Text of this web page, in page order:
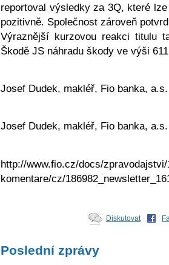
reportoval výsledky za 3Q, které
pozitivně. Společnost zároveň
Výraznější kurzovou reakci titulu
Škodě JS náhradu škody ve výši
Josef Dudek, makléř, Fio banka, a.s.
Josef Dudek, makléř, Fio banka, a.s.
http://www.fio.cz/docs/
komentare/cz/
Diskutovat
Poslední zprávy